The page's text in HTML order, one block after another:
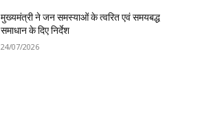
मुख्यमंत्री ने जन समस्याओं के त्वरित एवं समयबद्ध
समाधान के दिए निर्देश
24/07/2026